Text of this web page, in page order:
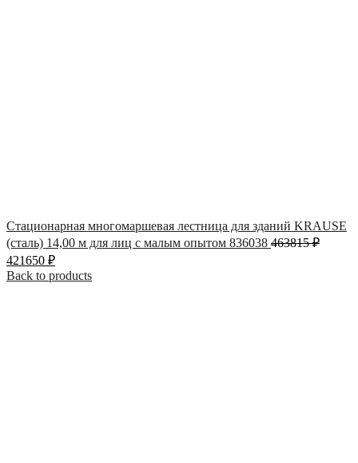
Стационарная многомаршевая лестница для зданий KRAUSE
(сталь) 14,00 м для лиц с малым опытом 836038 463815₽
421650 ₽
Back to products